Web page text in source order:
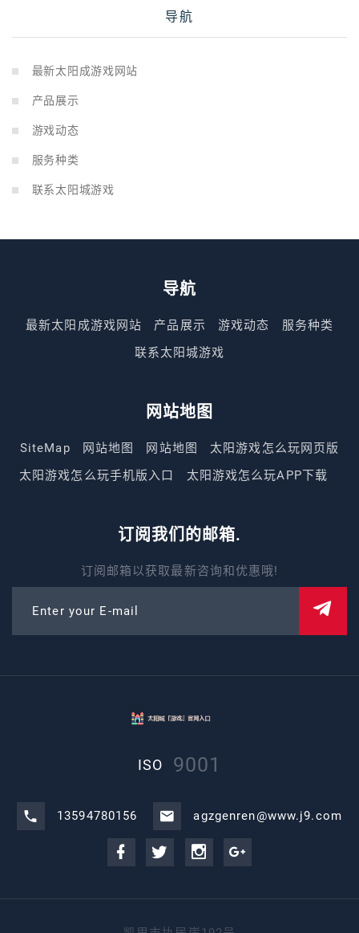
导航
最新太阳成游戏网站
产品展示
游戏动态
服务种类
联系太阳城游戏
导航
最新太阳成游戏网站 产品展示 游戏动态
服务种类
联系太阳城游戏
网站地图
SiteMap 网站地图 网站地图
太阳游戏怎么玩网页版
太阳游戏怎么玩手机版入口
太阳游戏怎么玩APP下载
订阅我们的邮箱.
订阅邮箱以获取最新咨询和优惠哦!
Enter your E-mail
ISO 9001
13594780156 agzgenren@www.j9.com